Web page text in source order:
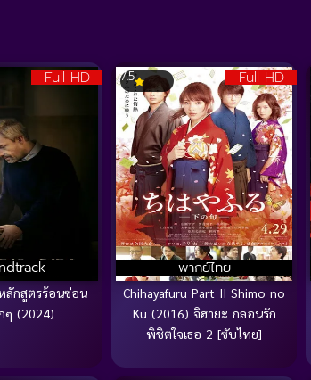
Full HD
ลักสูตรร้อนซ่อน
ๆ (2024)
Full HD
พากย์ไทย
7.5
Chihayafuru Part II Shimo no
Ku (2016) จิฮายะ กลอนรัก
พิชิตใจเธอ 2 [ซับไทย]